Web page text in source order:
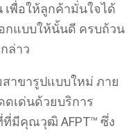
เพื่อให้ลูกค้ามั่นใจได้
กแบบให้นั้นดี ครบถ้วน
ล่าว
าขารูปแบบใหม่ ภาย
ดเด่นด้วยบริการ
ที่มีคุณวุฒิ AFPT™ ซึ่ง